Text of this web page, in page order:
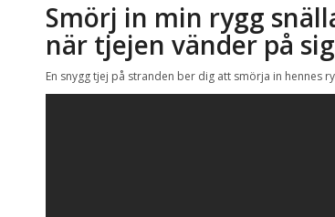
Smörj in min rygg
när tjejen vänder på sig
En snygg tjej på stranden ber dig att smörja in hennes